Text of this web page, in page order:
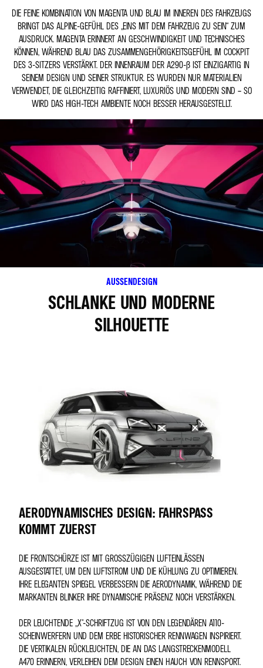
DIE FEINE KOMBINATION VON MAGENTA UND BLAU IM INNEREN DES FAHRZEUGS
BRINGT DAS ALPINE-GEFÜHL DES „EINS MIT DEM FAHRZEUG ZU SEIN“ ZUM
AUSDRUCK. MAGENTA ERINNERT AN GESCHWINDIGKEIT UND TECHNISCHES
KÖNNEN, WÄHREND BLAU DAS ZUSAMMENGEHÖRIGKEITSGEFÜHL IM COCKPIT
DES 3-SITZERS VERSTÄRKT. DER INNENRAUM DER A290-Β IST EINZIGARTIG IN
SEINEM DESIGN UND SEINER STRUKTUR. ES WURDEN NUR MATERIALIEN
VERWENDET, DIE GLEICHZEITIG RAFFINIERT, LUXURIÖS UND MODERN SIND – SO
WIRD DAS HIGH-TECH AMBIENTE NOCH BESSER HERAUSGESTELLT.
AUSSENDESIGN
SCHLANKE UND MODERNE
SILHOUETTE
AERODYNAMISCHES DESIGN: FAHRSPASS K
OMMT ZUERST
DIE FRONTSCHÜRZE IST MIT GROSSZÜGIGEN LUFTEINLÄSSEN A
USGESTATTET, UM DEN LUFTSTROM UND DIE KÜHLUNG ZU OPTIMIEREN. I
HRE ELEGANTEN SPIEGEL VERBESSERN DIE AERODYNAMIK, WÄHREND DIE M
ARKANTEN BLINKER IHRE DYNAMISCHE PRÄSENZ NOCH VERSTÄRKEN.
DER LEUCHTENDE „X"-SCHRIFTZUG IST VON DEN LEGENDÄREN A110-
SCHEINWERFERN UND DEM ERBE HISTORISCHER RENNWAGEN INSPIRIERT.
DIE VERTIKALEN RÜCKLEUCHTEN, DIE AN DAS LANGSTRECKENMODELL
A470 ERINNERN, VERLEIHEN DEM DESIGN EINEN HAUCH VON RENNSPORT.